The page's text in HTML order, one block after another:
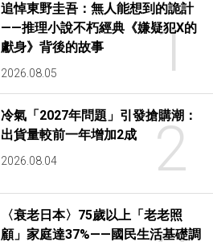
1
追悼東野圭吾：無人能想到的詭計
——推理小說不朽經典《嫌疑犯X的
獻身》背後的故事
2026.08.05
2
冷氣「2027年問題」引發搶購潮：
出貨量較前一年增加2成
2026.08.04
〈衰老日本〉75歲以上「老老照
顧」家庭達37%——國民生活基礎調